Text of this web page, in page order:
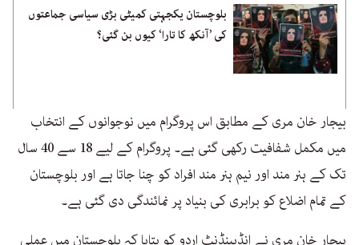
بلوچستان یکجہتی کمیٹی بڑی سیاسی جماعتوں
کی ’آنکھ کا تارا‘ کیوں بن گئی؟
بیجار خان مری کے مطابق اس پروگرام میں نوجوانوں کے انتخاب
میں مکمل شفافیت رکھی گئی ہے۔ پروگرام کے لیے 18 سے 40 سال
تک کے ہنر مند اور نیم ہنر مند افراد کو چنا جاتا ہے اور بلوچستان
کے تمام اضلاع کو برابری کی بنیاد پر نمائندگی دی گئی ہے۔
بیجار خان مری نے انڈپینڈنٹ اردو کو بتایا کہ بلوچستان میں عملی